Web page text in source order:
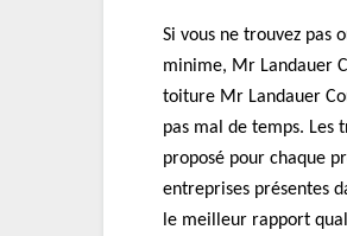
Si vous ne trouvez pas
minime, Mr Landauer
toiture Mr Landauer
pas mal de temps. Les
proposé pour chaque
entreprises présentes
le meilleur rapport